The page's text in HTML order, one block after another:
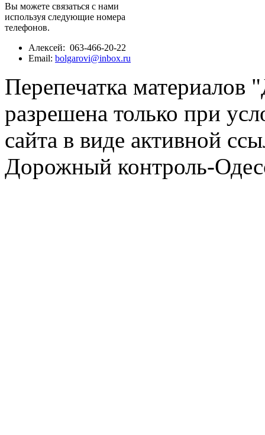
Вы можете связаться с нами
используя следующие номера
телефонов.
Алексей: 063-466-20-22
Email: bolgarovi@inbox.ru
Перепечатка материалов
разрешена только при
сайта в виде активной
Дорожный контроль-